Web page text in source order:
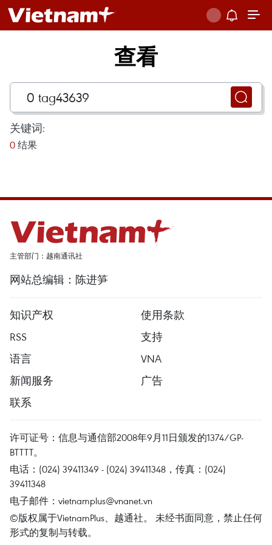
查看
关键词:
0 结果
主管部门：越南通讯社
网站总编辑：陈进笋
知识产权
使用条款
RSS
支持
语言
VNA
新闻服务
广告
联系
许可证号：信息与通信部2008年9月11日颁发的1374/GP-
BTTTT。
电话：(024) 39411349 - (024) 39411348，传真：(024)
39411348
电子邮件： vietnamplus@vnanet.vn
©版权属于VietnamPlus、越通社。 未经书面同意，禁止任何
形式的复制与转载。